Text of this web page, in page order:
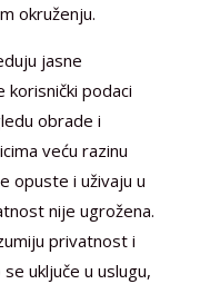
okruženju.
jasne
podaci
obrade i
veću razinu
opuste i uživaju u
nije ugrožena.
privatnost i
uključe u uslugu,